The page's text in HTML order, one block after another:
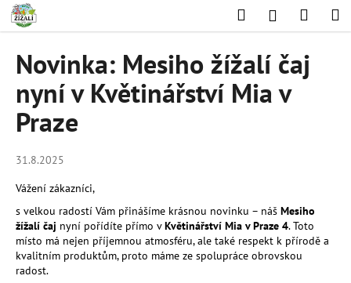
Přejít
obsah
HledatPřihlášení
Novinka: Mesiho žížalí čaj
nyní v Květinářství Mia v
Praze
31.8.2025
Vážení zákazníci,
s velkou radostí Vám přinášíme krásnou novinku – náš Mesiho
žížalí čaj nyní pořídíte přímo vKvětinářství Mia v Praze 4. Toto
místo má nejen příjemnou atmosféru, ale také respekt k přírodě a
kvalitním produktům, proto máme ze spolupráce obrovskou
radost.
o
C
o
p
t
ř
e
b
u
j